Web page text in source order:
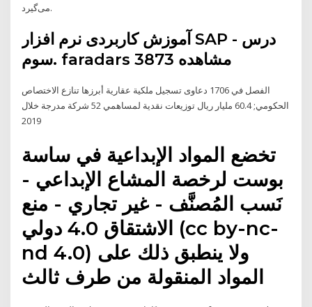
می‌گیرد.
آموزش کاربردی نرم افزار SAP - درس
سوم. faradars 3873 مشاهده
الفصل في 1706 دعاوى تسجيل ملكية عقارية أبرزها تنازع الاختصاص
الحكومي; 60.4 مليار ريال توزيعات نقدية لمساهمي 52 شركة مدرجة خلال
2019
تخضع المواد الإبداعية في ساسة
بوست لرخصة المشاع الإبداعي -
نَسب المُصنَّف - غير تجاري - منع
الاشتقاق 4.0 دولي (cc by-nc-
nd 4.0) ولا ينطبق ذلك على
المواد المنقولة من طرف ثالث